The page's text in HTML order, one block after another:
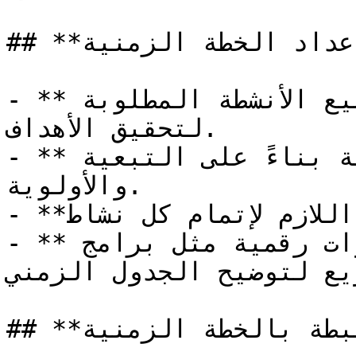
## **كيفية إعداد الخطة الزمنية**
- **تحليل نطاق العمل**: تحديد جميع الأنشطة المطلوبة
لتحقيق الأهداف.
- **تحديد التسلسل**: ترتيب الأنشطة بناءً على التبعية
والأولوية.
- **تقدير الزمن**: حساب الوقت اللازم لإتمام كل نشاط.
- **توثيق الجدول**: استخدام أدوات رقمية مثل برامج
لتوضيح الجدول الزمني.
## **التحديات المرتبطة بالخطة الزمنية**